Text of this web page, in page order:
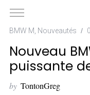
BMW M Nouveautés
Nouveau
puissante
by TontonGreg